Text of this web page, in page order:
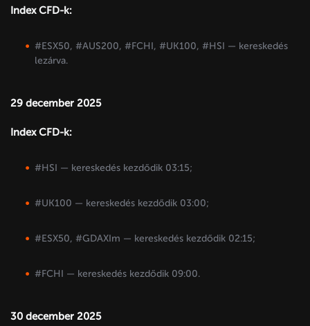
Index CFD-k:
#ESX50, #AUS200, #FCHI, #UK100, #HSI — kereskedés
lezárva.
29 december 2025
Index CFD-k:
#HSI — kereskedés kezdődik 03:15;
#UK100 — kereskedés kezdődik 03:00;
#ESX50, #GDAXIm — kereskedés kezdődik 02:15;
#FCHI — kereskedés kezdődik 09:00.
30 december 2025